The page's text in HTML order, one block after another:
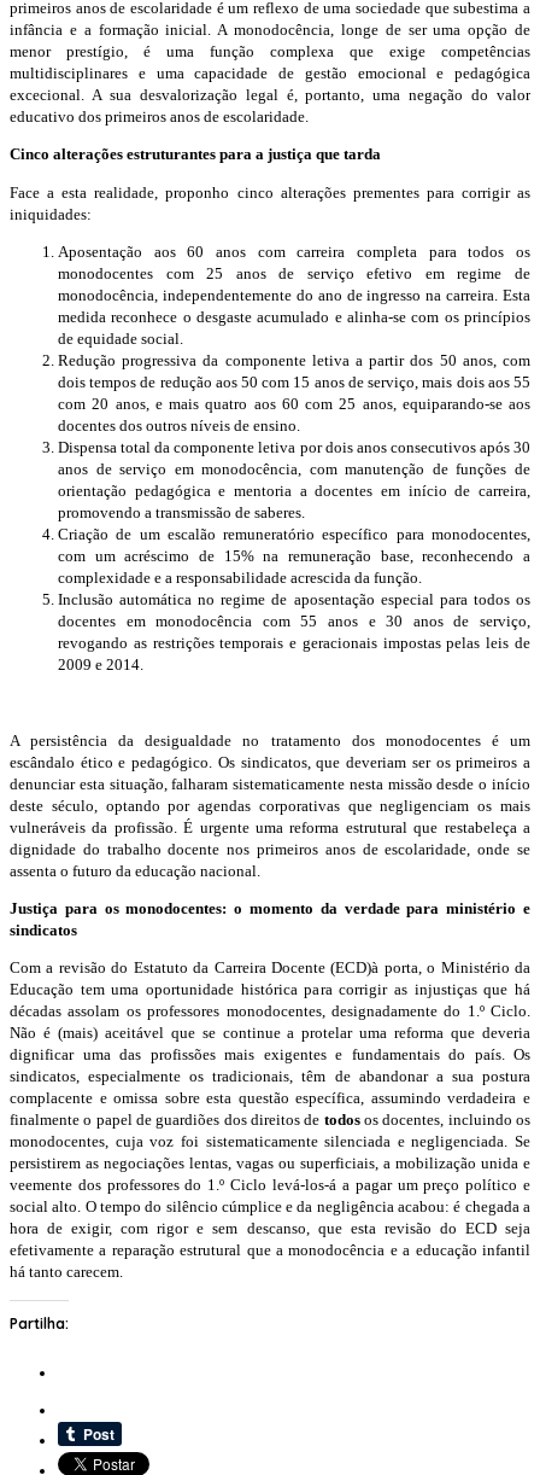
primeiros anos de escolaridade é um reflexo de uma sociedade que subestima a
infância e a formação inicial. A monodocência, longe de ser uma opção de
menor prestígio, é uma função complexa que exige competências
multidisciplinares e uma capacidade de gestão emocional e pedagógica
excecional. A sua desvalorização legal é, portanto, uma negação do valor
educativo dos primeiros anos de escolaridade.
Cinco alterações estruturantes para a justiça que tarda
Face a esta realidade, proponho cinco alterações prementes para corrigir as
iniquidades:
Aposentação aos 60 anos com carreira completa para todos os
monodocentes com 25 anos de serviço efetivo em regime de
monodocência, independentemente do ano de ingresso na carreira. Esta
medida reconhece o desgaste acumulado e alinha-se com os princípios
de equidade social.
Redução progressiva da componente letiva a partir dos 50 anos, com
dois tempos de redução aos 50 com 15 anos de serviço, mais dois aos 55
com 20 anos, e mais quatro aos 60 com 25 anos, equiparando-se aos
docentes dos outros níveis de ensino.
Dispensa total da componente letiva por dois anos consecutivos após 30
anos de serviço em monodocência, com manutenção de funções de
orientação pedagógica e mentoria a docentes em início de carreira,
promovendo a transmissão de saberes.
Criação de um escalão remuneratório específico para monodocentes,
com um acréscimo de 15% na remuneração base, reconhecendo a
complexidade e a responsabilidade acrescida da função.
Inclusão automática no regime de aposentação especial para todos os
docentes em monodocência com 55 anos e 30 anos de serviço,
revogando as restrições temporais e geracionais impostas pelas leis de
2009 e 2014.
A persistência da desigualdade no tratamento dos monodocentes é um
escândalo ético e pedagógico. Os sindicatos, que deveriam ser os primeiros a
denunciar esta situação, falharam sistematicamente nesta missão desde o início
deste século, optando por agendas corporativas que negligenciam os mais
vulneráveis da profissão. É urgente uma reforma estrutural que restabeleça a
dignidade do trabalho docente nos primeiros anos de escolaridade, onde se
assenta o futuro da educação nacional.
Justiça para os monodocentes: o momento da verdade para ministério e
sindicatos
Com a revisão do Estatuto da Carreira Docente (ECD)à porta, o Ministério da
Educação tem uma oportunidade histórica para corrigir as injustiças que há
décadas assolam os professores monodocentes, designadamente do 1.º Ciclo.
Não é (mais) aceitável que se continue a protelar uma reforma que deveria
dignificar uma das profissões mais exigentes e fundamentais do país. Os
sindicatos, especialmente os tradicionais, têm de abandonar a sua postura
complacente e omissa sobre esta questão específica, assumindo verdadeira e
finalmente o papel de guardiões dos direitos de todosos docentes, incluindo os
monodocentes, cuja voz foi sistematicamente silenciada e negligenciada. Se
persistirem as negociações lentas, vagas ou superficiais, a mobilização unida e
veemente dos professores do 1.º Ciclo levá-los-á a pagar um preço político e
social alto. O tempo do silêncio cúmplice e da negligência acabou: é chegada a
hora de exigir, com rigor e sem descanso, que esta revisão do ECD seja
efetivamente a reparação estrutural que a monodocência e a educação infantil
há tanto carecem.
Partilha: